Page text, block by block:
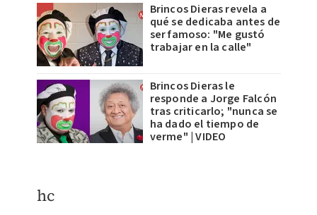
Brincos Dieras revela a
qué se dedicaba antes de
ser famoso: "Me gustó
trabajar en la calle"
Brincos Dieras le
responde a Jorge Falcón
tras criticarlo; "nunca se
ha dado el tiempo de
verme" | VIDEO
hc